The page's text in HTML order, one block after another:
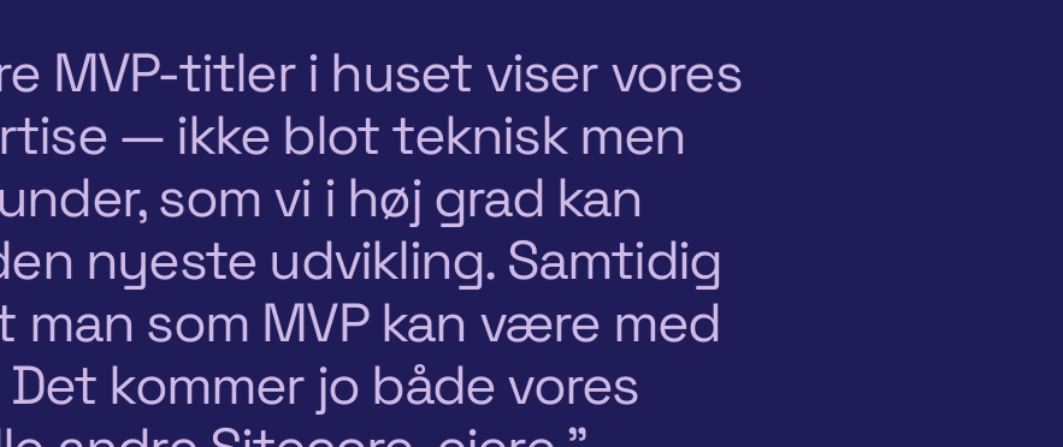
MVP-titler i huset viser vores
— ikke blot teknisk men
som vi i høj grad kan
nyeste udvikling. Samtidig
som MVP kan være med
kommer jo både vores